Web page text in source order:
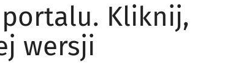
Kliknij,
wersji